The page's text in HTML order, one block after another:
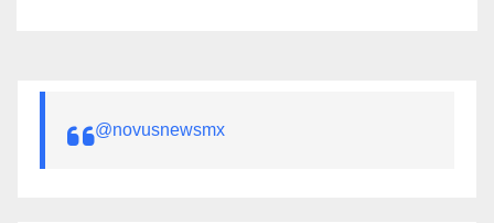
@novusnewsmx